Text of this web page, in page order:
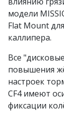
модели
Flat Mount
каллипера.
Все
повышения
настроек
CF4 имеют
фиксации